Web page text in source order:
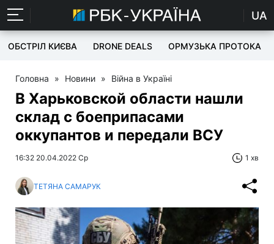
UA
ОБСТРІЛ КИЄВА DRONE DEALS ОРМУЗЬКА ПРОТОКА
Головна » Новини » Війна в Україні
В Харьковской области нашли
склад с боеприпасами
оккупантов и передали ВСУ
16:32 20.04.2022 Ср 1 хв
ТЕТЯНА САМАРУК